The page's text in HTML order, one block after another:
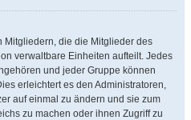
Mitgliedern, die die Mitglieder des
verwaltbare Einheiten aufteilt. Jedes
und jeder Gruppe können
erleichtert es den Administratoren,
auf einmal zu ändern und sie zum
zu machen oder ihnen Zugriff zu